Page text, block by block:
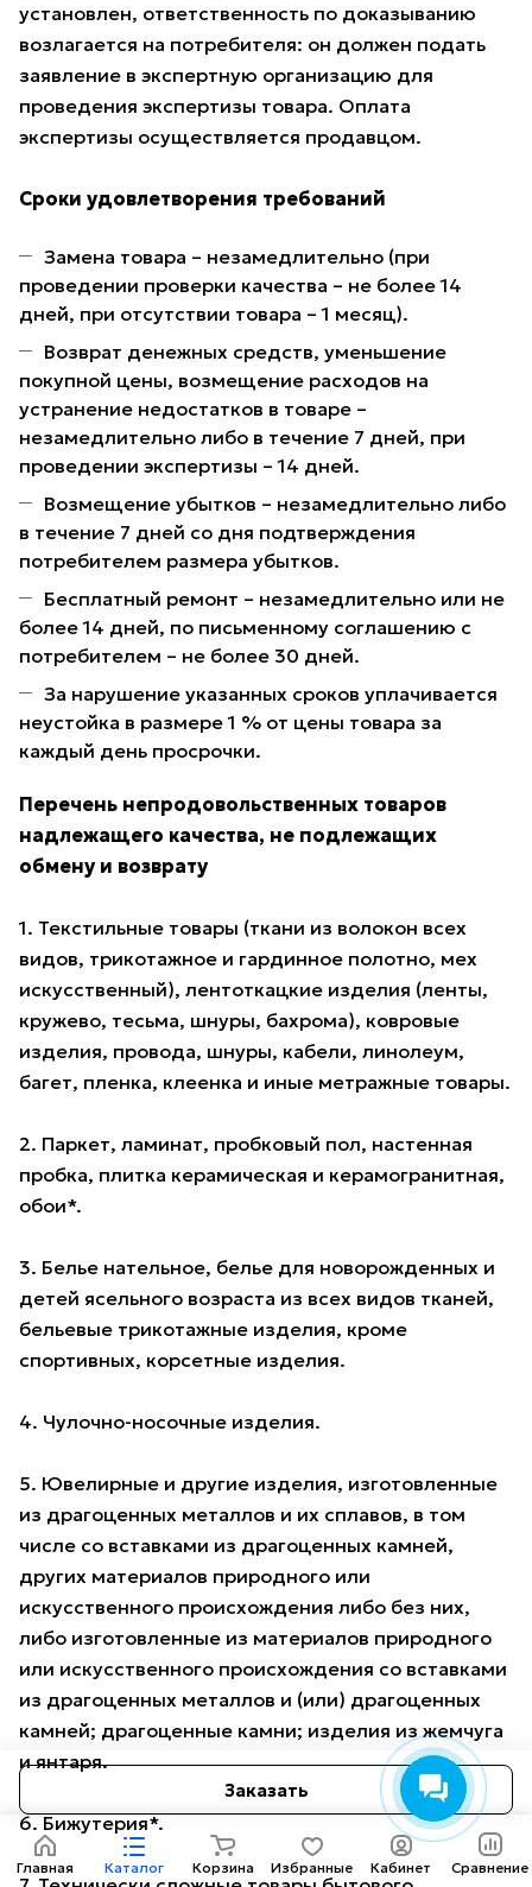
Заказать
установлен, ответственность по доказыванию
возлагается на потребителя: он должен подать
заявление в экспертную организацию для
проведения экспертизы товара. Оплата
экспертизы осуществляется продавцом.
Сроки удовлетворения требований
Замена товара – незамедлительно (при
проведении проверки качества – не более 14
дней, при отсутствии товара – 1 месяц).
Возврат денежных средств, уменьшение
покупной цены, возмещение расходов на
устранение недостатков в товаре –
незамедлительно либо в течение 7 дней, при
проведении экспертизы – 14 дней.
Возмещение убытков – незамедлительно либо
в течение 7 дней со дня подтверждения
потребителем размера убытков.
Бесплатный ремонт – незамедлительно или не
более 14 дней, по письменному соглашению с
потребителем – не более 30 дней.
За нарушение указанных сроков уплачивается
неустойка в размере 1 % от цены товара за
каждый день просрочки.
Перечень непродовольственных товаров
надлежащего качества, не подлежащих
обмену и возврату
1. Текстильные товары (ткани из волокон всех
видов, трикотажное и гардинное полотно, мех
искусственный), лентоткацкие изделия (ленты,
кружево, тесьма, шнуры, бахрома), ковровые
изделия, провода, шнуры, кабели, линолеум,
багет, пленка, клеенка и иные метражные товары.
2. Паркет, ламинат, пробковый пол, настенная
пробка, плитка керамическая и керамогранитная,
обои*.
3. Белье нательное, белье для новорожденных и
детей ясельного возраста из всех видов тканей,
бельевые трикотажные изделия, кроме
спортивных, корсетные изделия.
4. Чулочно-носочные изделия.
5. Ювелирные и другие изделия, изготовленные
из драгоценных металлов и их сплавов, в том
числе со вставками из драгоценных камней,
других материалов природного или
искусственного происхождения либо без них,
либо изготовленные из материалов природного
или искусственного происхождения со вставками
из драгоценных металлов и (или) драгоценных
камней; драгоценные камни; изделия из жемчуга
и янтаря.
6. Бижутерия*.
Главная Каталог Корзина Избранные Кабинет Сравнение